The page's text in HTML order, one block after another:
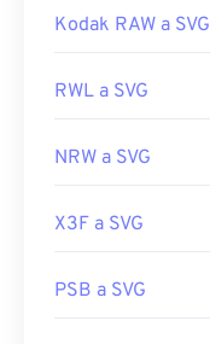
Kodak RAW a SVG
RWL a SVG
NRW a SVG
X3F a SVG
PSB a SVG